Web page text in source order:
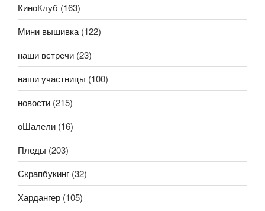
КиноКлуб (163)
Мини вышивка (122)
наши встречи (23)
наши участницы (100)
новости (215)
оШалели (16)
Пледы (203)
Скрапбукинг (32)
Хардангер (105)